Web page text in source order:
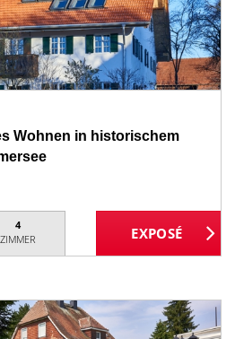
Wohnen in historischem
4
ZIMMER